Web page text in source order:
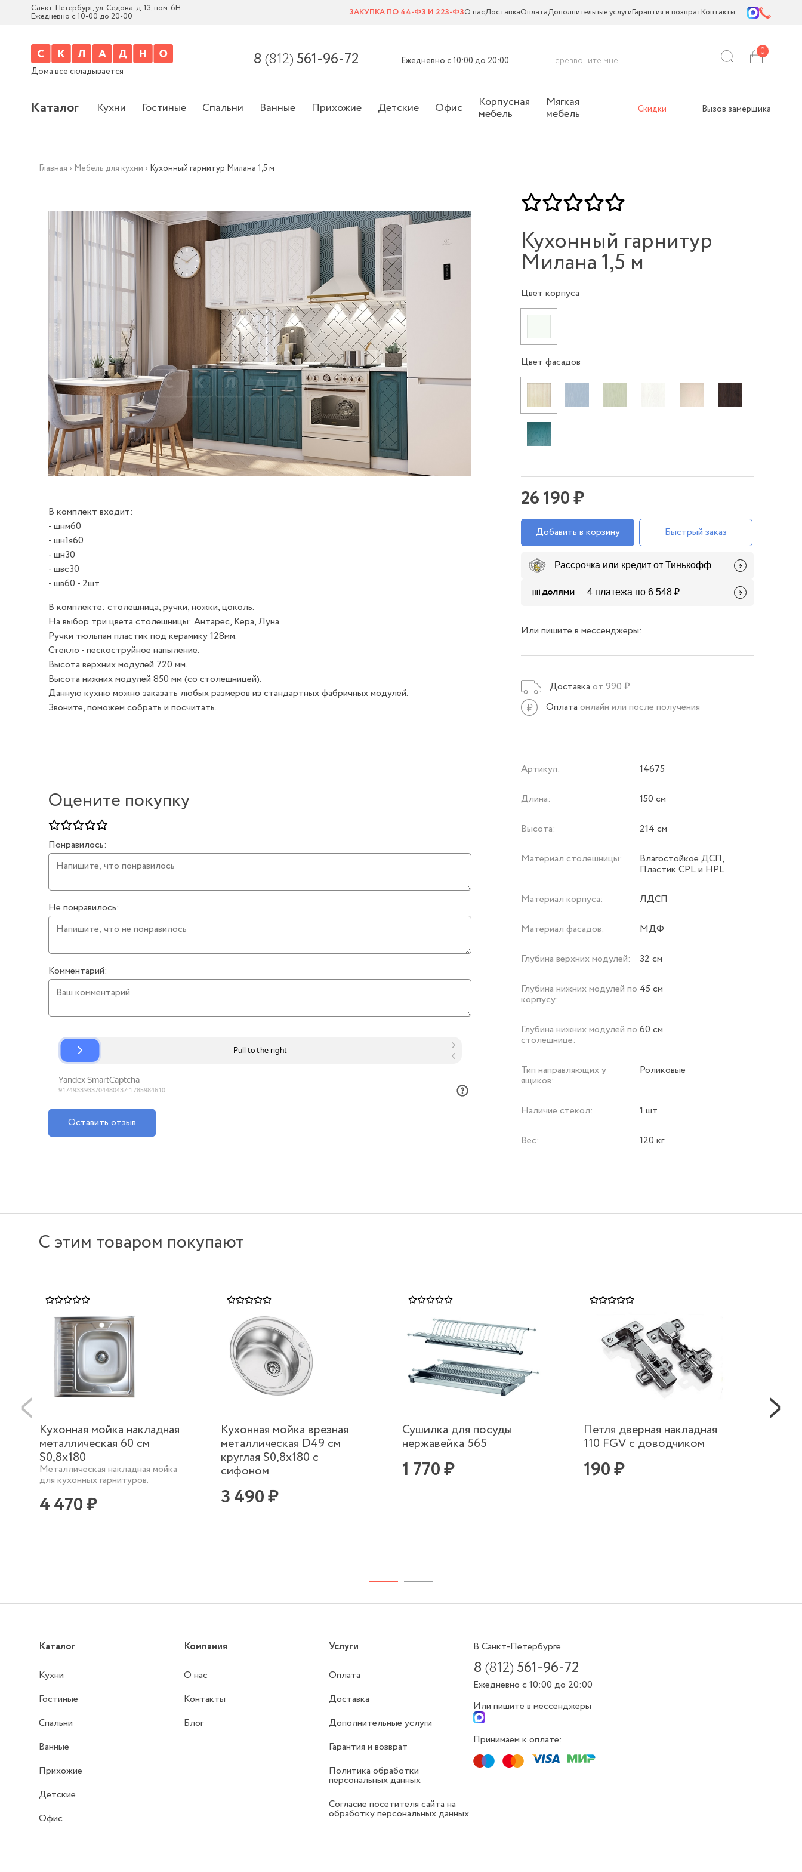
Санкт-Петербург, ул. Седова, д. 13, пом. 6Н
Ежедневно с 10-00 до 20-00 ЗАКУПКА ПО 44-ФЗ И 223-ФЗО насДоставкаОплатаДополнительные услугиГарантия и возвратКонтакты
Дома все складывается
8 (812) 561-96-72 Ежедневно с 10:00 до 20:00 Перезвоните мне
0
Каталог Кухни Гостиные Спальни Ванные Прихожие Детские Офис Корпусная
мебель
Мягкая
мебель Скидки Вызов замерщика
Главная › Мебель для кухни › Кухонный гарнитур Милана 1,5 м
В комплект входит:
- шнм60
- шн1я60
- шн30
- швс30
- шв60 - 2шт
В комплекте: столешница, ручки, ножки, цоколь.
На выбор три цвета столешницы: Антарес, Кера, Луна.
Ручки тюльпан пластик под керамику 128мм.
Стекло - пескоструйное напыление.
Высота верхних модулей 720 мм.
Высота нижних модулей 850 мм (со столешницей).
Данную кухню можно заказать любых размеров из стандартных фабричных модулей.
Звоните, поможем собрать и посчитать.
Оцените покупку
Понравилось:
Не понравилось:
Комментарий:
Оставить отзыв
Кухонный гарнитур
Милана 1,5 м
Цвет корпуса
Цвет фасадов
26 190 ₽
Добавить в корзину Быстрый заказ
Рассрочка или кредит от Тинькофф
4 платежа по 6 548 ₽
Или пишите в мессенджеры:
Доставка от 990 ₽
Оплата онлайн или после получения
Артикул: 14675
Длина: 150 см
Высота: 214 см
Материал столешницы: Влагостойкое ДСП,
Пластик CPL и HPL
Материал корпуса: ЛДСП
Материал фасадов: МДФ
Глубина верхних модулей: 32 см
Глубина нижних модулей по
корпусу:
45 см
Глубина нижних модулей по
столешнице:
60 см
Тип направляющих у
ящиков:
Роликовые
Наличие стекол: 1 шт.
Вес: 120 кг
С этим товаром покупают
Кухонная мойка накладная
металлическая 60 см
S0,8х180
Металлическая накладная мойка
для кухонных гарнитуров.
4 470 ₽
Кухонная мойка врезная
металлическая D49 см
круглая S0,8х180 с
сифоном
3 490 ₽
Сушилка для посуды
нержавейка 565
1 770 ₽
Петля дверная накладная
110 FGV с доводчиком
190 ₽
Каталог
Кухни
Гостиные
Спальни
Ванные
Прихожие
Детские
Офис
Компания
О нас
Контакты
Блог
Услуги
Оплата
Доставка
Дополнительные услуги
Гарантия и возврат
Политика обработки
персональных данных
Согласие посетителя сайта на
обработку персональных данных
В Санкт-Петербурге
8(812) 561-96-72
Ежедневно с 10:00 до 20:00
Или пишите в мессенджеры
Принимаем к оплате: